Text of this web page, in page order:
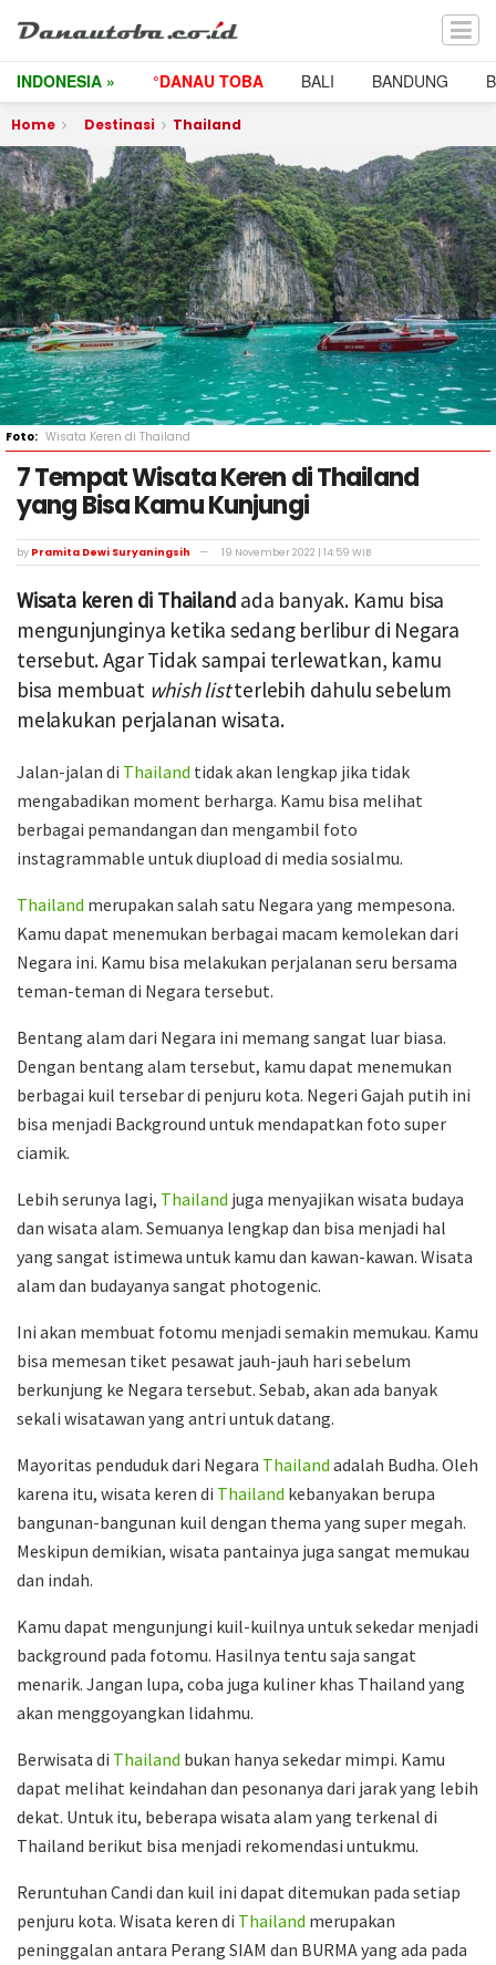
INDONESIA » °DANAU TOBA BALI BANDUNG
Home Destinasi Thailand
Wisata Keren di Thailand
7 Tempat Wisata Keren di Thailand
yang Bisa Kamu Kunjungi
by Pramita Dewi Suryaningsih 19 November 2022 | 14:59 WIB
Wisata keren di Thailand ada banyak. Kamu bisa
mengunjunginya ketika sedang berlibur di Negara
tersebut. Agar Tidak sampai terlewatkan, kamu
bisa membuat whish listterlebih dahulu sebelum
melakukan perjalanan wisata.
Jalan-jalan di Thailand tidak akan lengkap jika tidak
mengabadikan moment berharga. Kamu bisa melihat
berbagai pemandangan dan mengambil foto
instagrammable untuk diupload di media sosialmu.
Thailand merupakan salah satu Negara yang mempesona.
Kamu dapat menemukan berbagai macam kemolekan dari
Negara ini. Kamu bisa melakukan perjalanan seru bersama
teman-teman di Negara tersebut.
Bentang alam dari Negara ini memang sangat luar biasa.
Dengan bentang alam tersebut, kamu dapat menemukan
berbagai kuil tersebar di penjuru kota. Negeri Gajah putih ini
bisa menjadi Background untuk mendapatkan foto super
ciamik.
Lebih serunya lagi, Thailand juga menyajikan wisata budaya
dan wisata alam. Semuanya lengkap dan bisa menjadi hal
yang sangat istimewa untuk kamu dan kawan-kawan. Wisata
alam dan budayanya sangat photogenic.
Ini akan membuat fotomu menjadi semakin memukau. Kamu
bisa memesan tiket pesawat jauh-jauh hari sebelum
berkunjung ke Negara tersebut. Sebab, akan ada banyak
sekali wisatawan yang antri untuk datang.
Mayoritas penduduk dari Negara Thailand adalah Budha. Oleh
karena itu, wisata keren di Thailand kebanyakan berupa
bangunan-bangunan kuil dengan thema yang super megah.
Meskipun demikian, wisata pantainya juga sangat memukau
dan indah.
Kamu dapat mengunjungi kuil-kuilnya untuk sekedar menjadi
background pada fotomu. Hasilnya tentu saja sangat
menarik. Jangan lupa, coba juga kuliner khas Thailand yang
akan menggoyangkan lidahmu.
Berwisata di Thailand bukan hanya sekedar mimpi. Kamu
dapat melihat keindahan dan pesonanya dari jarak yang lebih
dekat. Untuk itu, beberapa wisata alam yang terkenal di
Thailand berikut bisa menjadi rekomendasi untukmu.
Reruntuhan Candi dan kuil ini dapat ditemukan pada setiap
penjuru kota. Wisata keren di Thailand merupakan
peninggalan antara Perang SIAM dan BURMA yang ada pada